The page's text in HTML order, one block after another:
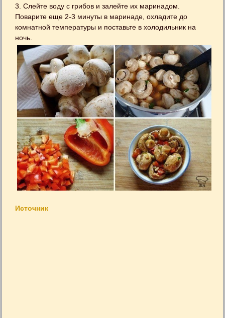
3. Слейте воду с грибов и залейте их маринадом.
Поварите еще 2-3 минуты в маринаде, охладите до
комнатной температуры и поставьте в холодильник на
ночь.
Источник